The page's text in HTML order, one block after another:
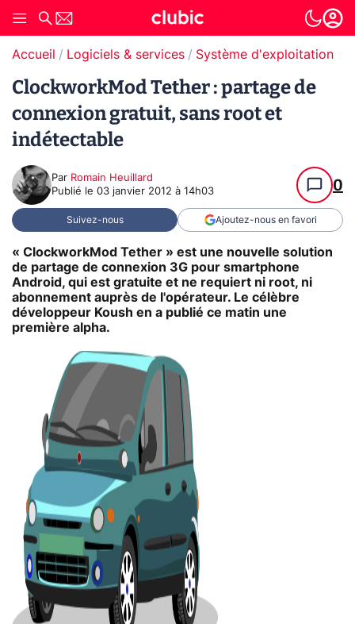
Accueil Logiciels & services Système d'exploitation
ClockworkMod Tether : partage de
connexion gratuit, sans root et
indétectable
Par Romain Heuillard
Publié le 03 janvier 2012 à 14h03 0
Suivez-nous Ajoutez-nous en favori
« ClockworkMod Tether » est une nouvelle solution
de partage de connexion 3G pour smartphone
Android, qui est gratuite et ne requiert ni root, ni
abonnement auprès de l'opérateur. Le célèbre
développeur Koush en a publié ce matin une
première alpha.